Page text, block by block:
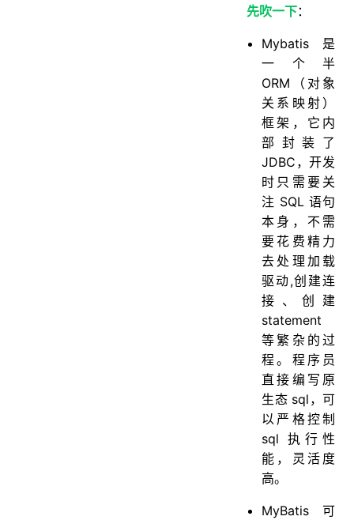
7.#{}和${}的区别?
8.模糊查询like语句该怎么写?
9.Mybatis能执行一对一、一对多的关联查询吗？
20.MyBatis是如何进行分页的？分页插件的原理是什么？
先吹一下：
Mybatis 是
一个半
ORM（对象
关系映射）
框架，它内
部封装了
JDBC，开发
时只需要关
注 SQL 语句
本身，不需
要花费精力
去处理加载
驱动,创建连
接、创建
statement
等繁杂的过
程。程序员
直接编写原
生态 sql，可
以严格控制
sql 执行性
能，灵活度
高。
MyBatis 可